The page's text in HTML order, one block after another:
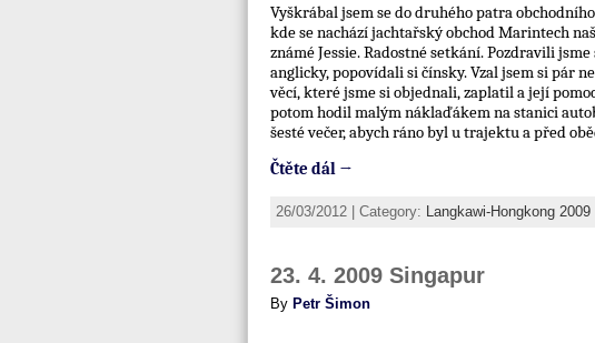
Vyškrábal jsem se do druhého patra
kde se nachází jachtařský obchod Marintech
známé Jessie. Radostné setkání. Pozdravili jsme
anglicky, popovídali si čínsky. Vzal jsem si pár
věcí, které jsme si objednali, zaplatil a její
potom hodil malým náklaďákem na stanici
šesté večer, abych ráno byl u trajektu a před
Čtěte dál →
26/03/2012 | Category: Langkawi-Hongkong 2009
23. 4. 2009 Singapur
By Petr Šimon